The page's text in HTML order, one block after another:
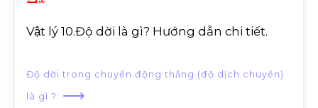
Vật lý 10.Độ dời là gì? Hướng dẫn chi tiết.
Độ dời trong chuyển động thẳng (độ dịch chuyển)
là gì ? ⟶